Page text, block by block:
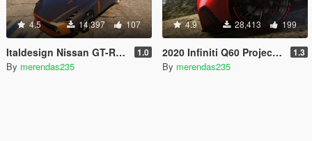
4.5 14,397 107
Italdesign Nissan GT-R50 2020 [Add-On / Replace] 1.0
By merendas235
4.9 28,413 199
2020 Infiniti Q60 Project Black [Add-On / Replace | LODs] 1.3
By merendas235